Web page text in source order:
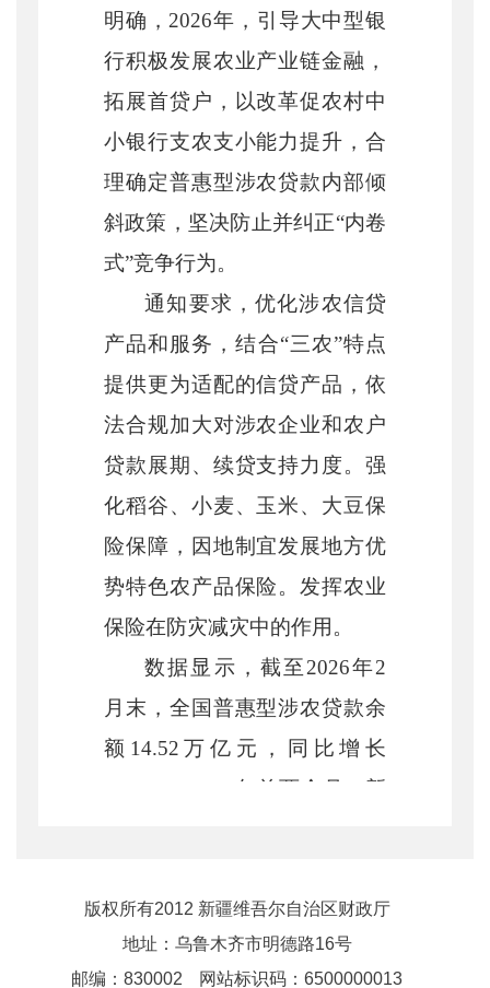
明确， 2026年，引导大中型银
行积极发展农业产业链金融，
拓展首贷户，以改革促农村中
小银行支农支小能力提升，合
理确定普惠型涉农贷款内部倾
斜政策，坚决防止并纠正“内卷
式”竞争行为。
通知要求，优化涉农信贷
产品和服务，结合“三农”特点
提供更为适配的信贷产品，依
法合规加大对涉农企业和农户
贷款展期、续贷支持力度。强
化稻谷、小麦、玉米、大豆保
险保障，因地制宜发展地方优
势特色农产品保险。发挥农业
保险在防灾减灾中的作用。
数据显示，截至2026年2
月末，全国普惠型涉农贷款余
额 14.52 万亿元，同比增长
年前两个月，新
点。1至2月，农业保险为2100
万户次农户提供风险保障0.9
版权所有2012 新疆维吾尔自治区财政厅
地址：乌鲁木齐市明德路16号
邮编：830002
网站标识码：6500000013